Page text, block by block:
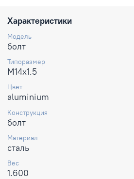
Характеристики
Модель
болт
Типоразмер
M14x1.5
Цвет
aluminium
Конструкция
болт
Материал
сталь
Вес
1.600